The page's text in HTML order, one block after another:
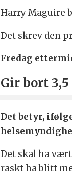
Harry Maguire
Det skrev den
Fredag
Gir bort
Det betyr,
Det skal ha
raskt ha blitt